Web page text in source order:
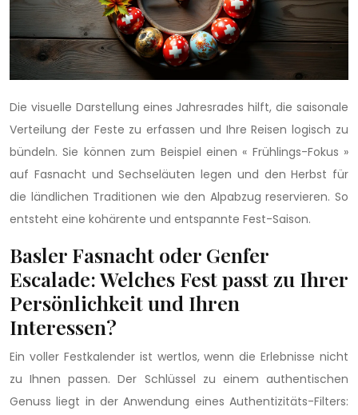
Die visuelle Darstellung eines Jahresrades hilft, die saisonale
Verteilung der Feste zu erfassen und Ihre Reisen logisch zu
bündeln. Sie können zum Beispiel einen « Frühlings-Fokus »
auf Fasnacht und Sechseläuten legen und den Herbst für
die ländlichen Traditionen wie den Alpabzug reservieren. So
entsteht eine kohärente und entspannte Fest-Saison.
Basler Fasnacht oder Genfer
Escalade: Welches Fest passt zu Ihrer
Persönlichkeit und Ihren
Interessen?
Ein voller Festkalender ist wertlos, wenn die Erlebnisse nicht
zu Ihnen passen. Der Schlüssel zu einem authentischen
Genuss liegt in der Anwendung eines Authentizitäts-Filters: